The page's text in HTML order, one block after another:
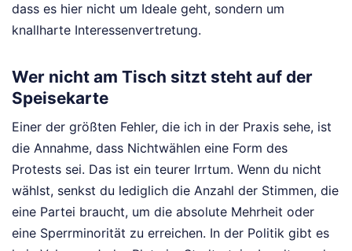
dass es hier nicht um Ideale geht, sondern um
knallharte Interessenvertretung.
Wer nicht am Tisch sitzt steht auf der
Speisekarte
Einer der größten Fehler, die ich in der Praxis sehe, ist
die Annahme, dass Nichtwählen eine Form des
Protests sei. Das ist ein teurer Irrtum. Wenn du nicht
wählst, senkst du lediglich die Anzahl der Stimmen, die
eine Partei braucht, um die absolute Mehrheit oder
eine Sperrminorität zu erreichen. In der Politik gibt es